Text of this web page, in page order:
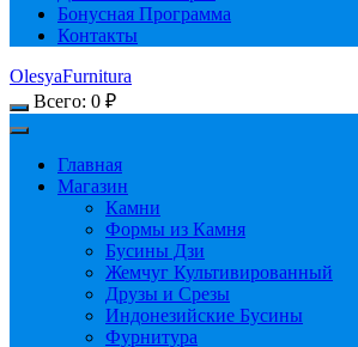
Бонусная Программа
Контакты
OlesyaFurnitura
Всего: 0 ₽
Главная
Магазин
Камни
Формы из Камня
Бусины Дзи
Жемчуг Культивированный
Друзы и Срезы
Индонезийские Бусины
Фурнитура